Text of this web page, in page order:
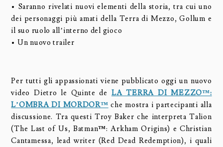
• Saranno rivelati nuovi elementi della storia, tra cui uno
dei personaggi più amati della Terra di Mezzo, Gollum e
il suo ruolo all’interno del gioco
• Un nuovo trailer
Per tutti gli appassionati viene pubblicato oggi un nuovo
video Dietro le Quinte de LA TERRA DI MEZZO™:
L’OMBRA DI MORDOR™ che mostra i partecipanti alla
discussione. Tra questi Troy Baker che interpreta Talion
(The Last of Us, Batman™: Arkham Origins) e Christian
Cantamessa, lead writer (Red Dead Redemption), i quali